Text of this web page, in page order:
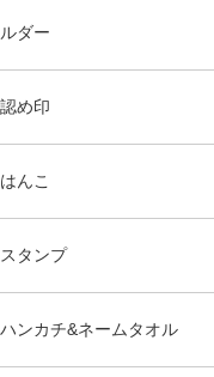
ダー
め印
んこ
タンプ
ンカチ&ネームタオル